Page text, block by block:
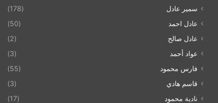
سمير عادل
(178)
عادل احمد
(50)
عادل صالح
(2)
عواد أحمد
(3)
فارس محمود
(55)
قاسم هادي
(3)
نادية محمود
(17)